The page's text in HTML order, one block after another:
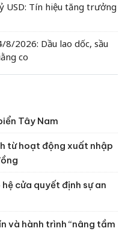
USD: Tín hiệu tăng trưởng
2026: Dầu lao dốc, sầu
co
Tây Nam
từ hoạt động xuất nhập
cửa quyết định sự an
và hành trình “nâng tầm